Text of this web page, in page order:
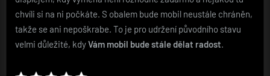
chvíli si na ni počkáte. S obalem bude mobil neustále chráněn,
takže se ani nepoškrabe. To je pro udržení původního stavu
velmi důležité, kdyVám mobil bude stále dělat radost.